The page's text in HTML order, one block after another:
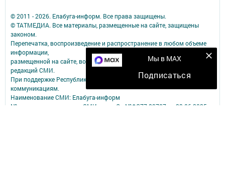
Мы в MAX
Подписаться
© 2011 - 2026. Елабуга-информ. Все права защищены.
© ТАТМЕДИА. Все материалы, размещенные на сайте, защищены
законом.
Перепечатка, воспроизведение и распространение в любом объеме
информации,
размещенной на сайте, возможна только с письменного согласия
редакций СМИ.
При поддержке Республиканского агентства по печати и массовым
коммуникациям.
Наименование СМИ: Елабуга-информ
№ записи о регистрации СМИ, дата: Эл №ФС77-89707 от 23.06.2025